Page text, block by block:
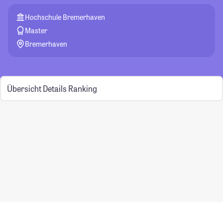
Hochschule Bremerhaven
Master
Bremerhaven
Übersicht Details Ranking